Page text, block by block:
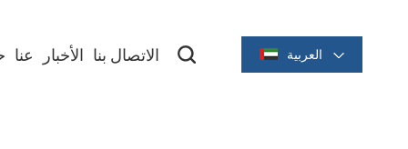
العربية عنا الأخبار الاتصال بنا